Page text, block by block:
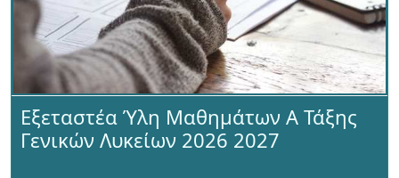
Εξεταστέα Ύλη Μαθημάτων Α Τάξης
Γενικών Λυκείων 2026 2027